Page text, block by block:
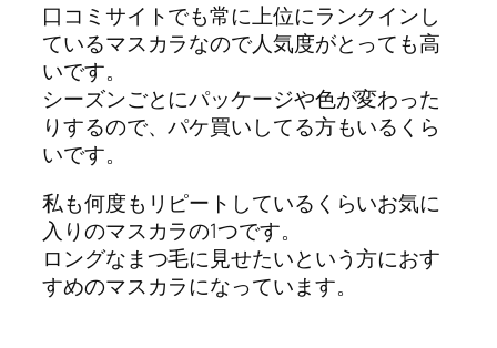
口コミサイトでも常に上位にランクインし
ているマスカラなので人気度がとっても高
いです。
シーズンごとにパッケージや色が変わった
りするので、パケ買いしてる方もいるくら
いです。
私も何度もリピートしているくらいお気に
入りのマスカラの1つです。
ロングなまつ毛に見せたいという方におす
すめのマスカラになっています。